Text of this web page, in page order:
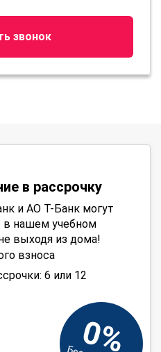
звонок
в рассрочку
и АО Т-Банк могут
в нашем учебном
выходя из дома!
взноса
6 или 12
0%